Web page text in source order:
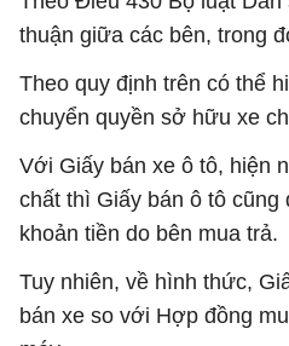
thuận giữa các bên, trong
Theo quy định trên có thể
chuyển quyền sở hữu xe
Với Giấy bán xe ô tô, hiện
chất thì Giấy bán ô tô
khoản tiền do bên mua trả.
Tuy nhiên, về hình thức,
bán xe so với Hợp đồng